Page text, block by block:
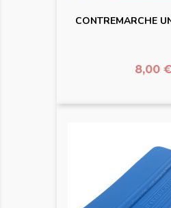
CONTREMARCHE
Prix
8,00